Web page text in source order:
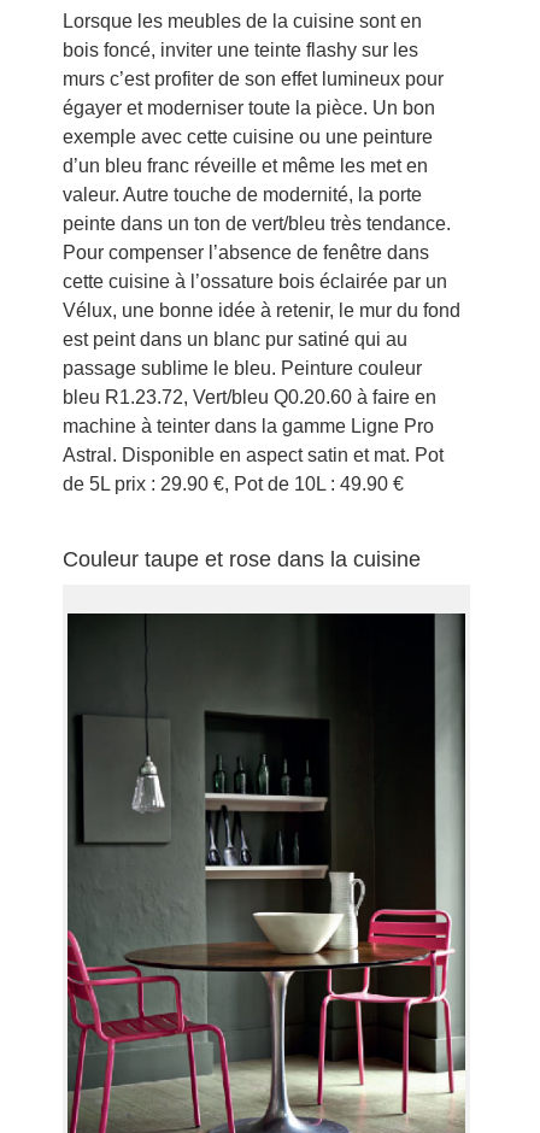
Lorsque les meubles de la cuisine sont en
bois foncé, inviter une teinte flashy sur les
murs c’est profiter de son effet lumineux pour
égayer et moderniser toute la pièce. Un bon
exemple avec cette cuisine ou une peinture
d’un bleu franc réveille et même les met en
valeur. Autre touche de modernité, la porte
peinte dans un ton de vert/bleu très tendance.
Pour compenser l’absence de fenêtre dans
cette cuisine à l’ossature bois éclairée par un
Vélux, une bonne idée à retenir, le mur du fond
est peint dans un blanc pur satiné qui au
passage sublime le bleu. Peinture couleur
bleu R1.23.72, Vert/bleu Q0.20.60 à faire en
machine à teinter dans la gamme Ligne Pro
Astral. Disponible en aspect satin et mat. Pot
de 5L prix : 29.90 €, Pot de 10L : 49.90 €
Couleur taupe et rose dans la cuisine